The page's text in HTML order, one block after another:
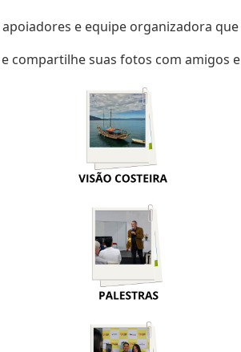
e equipe organizadora
compartilhe suas fotos com amigos